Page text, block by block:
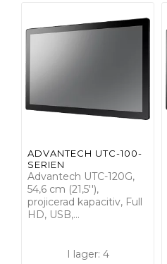
ADVANTECH UTC-100-
SERIEN
Advantech UTC-120G,
54,6 cm (21,5''),
projicerad kapacitiv, Full
HD, USB,…
I lager: 4